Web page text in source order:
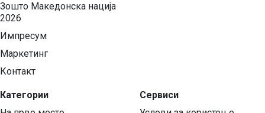
Зошто Македонска нација
2026
Импресум
Маркетинг
Контакт
Категории
Сервиси